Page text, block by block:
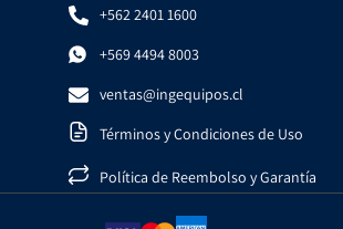
+562 2401 1600
+569 4494 8003
ventas@ingequipos.cl
Términos y Condiciones de Uso
Política de Reembolso y Garantía